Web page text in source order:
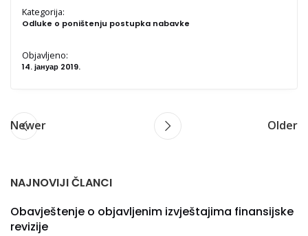
Kategorija:
Odluke o poništenju postupka nabavke
Objavljeno:
14. јануар 2019.
Newer Older
NAJNOVIJI ČLANCI
Obavještenje o objavljenim izvještajima finansijske
revizije